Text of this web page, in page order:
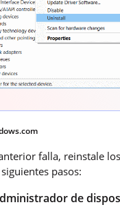
falla, reinstale
pasos:
de